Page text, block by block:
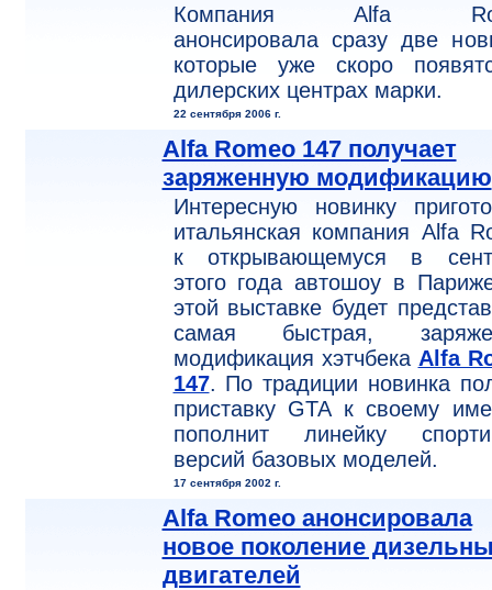
Компания Alfa
анонсировала сразу две
которые уже скоро
дилерских центрах марки.
22 сентября 2006 г.
Alfa Romeo 147 получает
заряженную модификацию
Интересную новинку
итальянская компания Alfa
к открывающемуся в
этого года автошоу в
этой выставке будет
самая быстрая,
модификация хэтчбека Alfa
147. По традиции новинка
приставку GTA к своему
пополнит линейку
версий базовых моделей.
17 сентября 2002 г.
Alfa Romeo анонсировала
новое поколение
двигателей